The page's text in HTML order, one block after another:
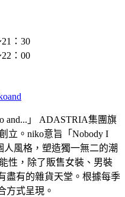
：30
：00
and...」 ADASTRIA集團旗
立。niko意旨「Nobody I
人風格，塑造獨一無二的潮
性，除了販售女裝、男裝
盡有的雜貨天堂。根據每季
方式呈現。